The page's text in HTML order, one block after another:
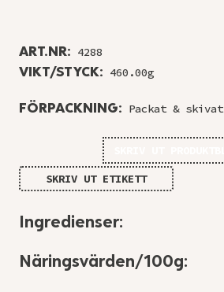
ART.NR: 4288
VIKT/STYCK: 460.00g
FÖRPACKNING: Packat & skivat
SKRIV UT ETIKETT
Ingredienser:
Näringsvärden/100g: